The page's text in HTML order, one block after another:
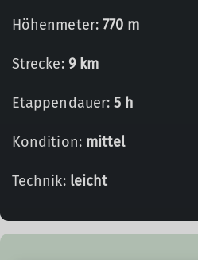
Höhenmeter: 770 m
Strecke: 9 km
Etappendauer:5 h
Kondition: mittel
Technik: leicht